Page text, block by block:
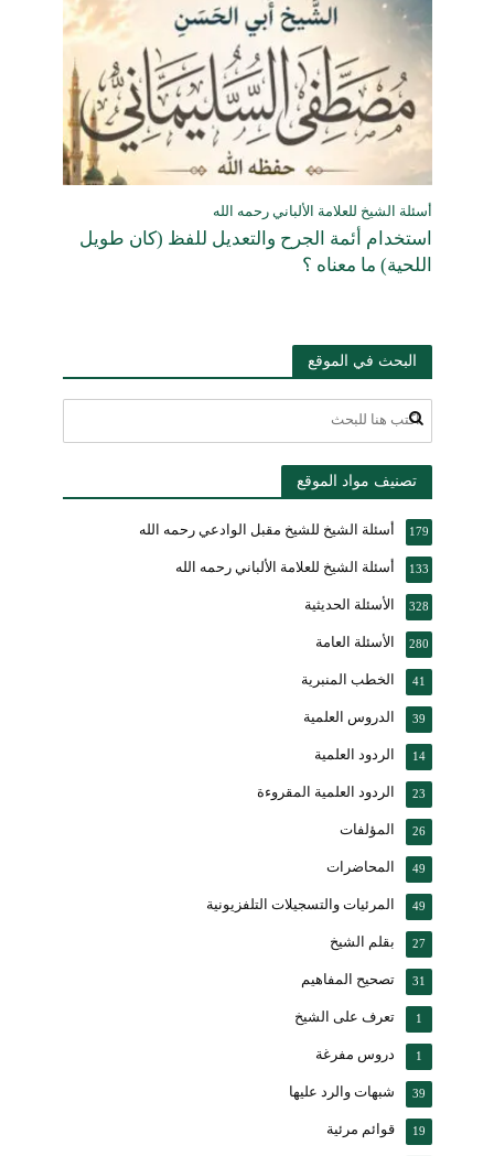
أسئلة الشيخ للعلامة الألباني رحمه الله
استخدام أئمة الجرح والتعديل للفظ (كان طويل
اللحية) ما معناه ؟
البحث في الموقع
تصنيف مواد الموقع
أسئلة الشيخ للشيخ مقبل الوادعي رحمه الله 179
أسئلة الشيخ للعلامة الألباني رحمه الله 133
الأسئلة الحديثية 328
الأسئلة العامة 280
الخطب المنبرية 41
الدروس العلمية 39
الردود العلمية 14
الردود العلمية المقروءة 23
المؤلفات 26
المحاضرات 49
المرئيات والتسجيلات التلفزيونية 49
بقلم الشيخ 27
تصحيح المفاهيم 31
تعرف على الشيخ 1
دروس مفرغة 1
شبهات والرد عليها 39
قوائم مرئية 19